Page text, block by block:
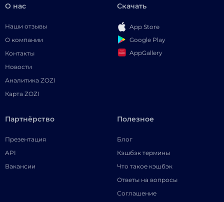
О нас
Наши отзывы
О компании
Контакты
Новости
Аналитика ZOZI
Карта ZOZI
Скачать
App Store
Google Play
AppGallery
Партнёрство
Презентация
API
Вакансии
Полезное
Блог
Кэшбэк термины
Что такое кэшбэк
Ответы на вопросы
Соглашение